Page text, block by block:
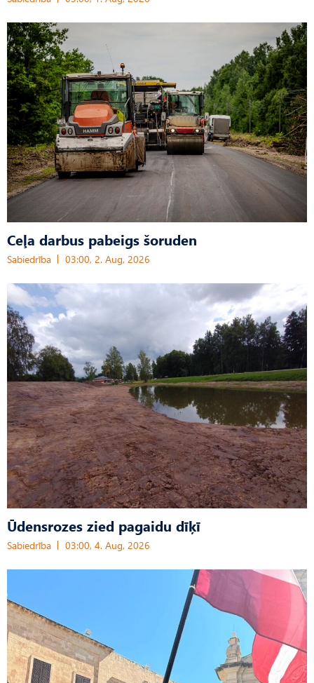
Ceļa darbus pabeigs šoruden
Sabiedrība 03:00, 2. Aug, 2026
Ūdensrozes zied pagaidu dīķī
Sabiedrība 03:00, 4. Aug, 2026